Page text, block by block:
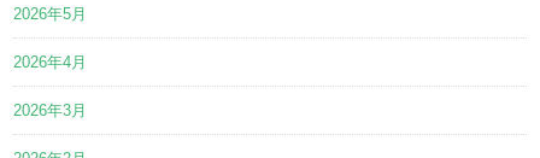
2026年5月
2026年4月
2026年3月